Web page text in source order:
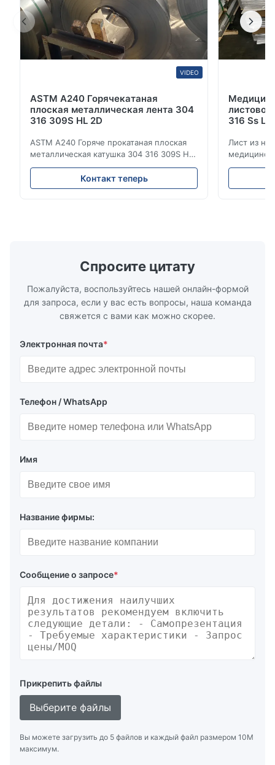
VIDEO
ASTM A240 Горячекатаная
плоская металлическая лента 304
316 309S HL 2D
ASTM A240 Горяче прокатаная плоская
металлическая катушка 304 316 309S HL
2D Горяче-холодно прокатаная катушка
из нержавеющей стали 304 316 309S 310
310S 316L 321 ASTM A240 Спецификации
Контакт теперь
316 Ss
Лист из
Цена на
Спросите цитату
Пожалуйста, воспользуйтесь нашей онлайн-формой
для запроса, если у вас есть вопросы, наша команда
свяжется с вами как можно скорее.
Электронная почта*
Телефон / WhatsApp
Имя
Название фирмы:
Сообщение о запросе*
Прикрепить файлы
Выберите файлы
Вы можете загрузить до 5 файлов и каждый файл размером 10M
максимум.